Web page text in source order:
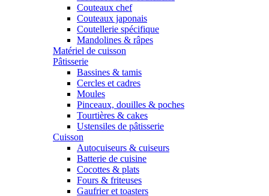
Couteaux chef
Couteaux japonais
Coutellerie spécifique
Mandolines & râpes
Matériel de cuisson
Pâtisserie
Bassines & tamis
Cercles et cadres
Moules
Pinceaux, douilles & poches
Tourtières & cakes
Ustensiles de pâtisserie
Cuisson
Autocuiseurs & cuiseurs
Batterie de cuisine
Cocottes & plats
Fours & friteuses
Gaufrier et toasters